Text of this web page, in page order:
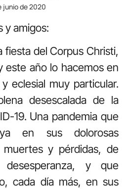
junio de 2020
y amigos:
fiesta del Corpus Christi,
este año lo hacemos en
eclesial muy particular.
desescalada de la
19. Una pandemia que
en sus dolorosas
muertes y pérdidas, de
y que
cada día más, en sus